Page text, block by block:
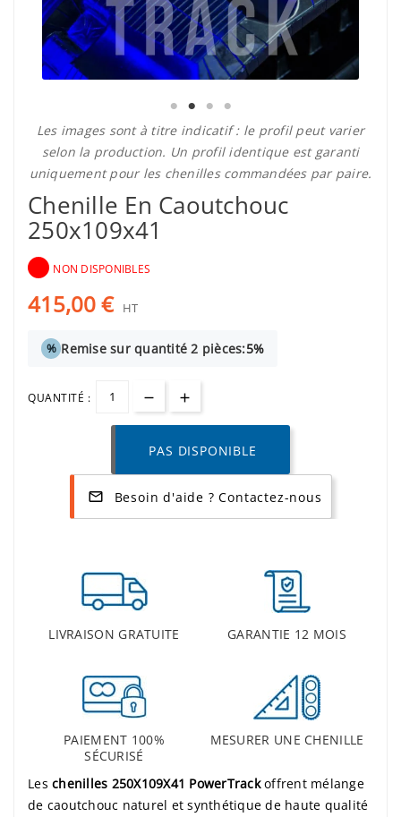
Les images sont à titre indicatif : le profil peut varier
selon la production. Un profil identique est garanti
uniquement pour les chenilles commandées par paire.
Chenille En Caoutchouc
250x109x41
NON DISPONIBLES
415,00 € HT
% Remise sur quantité 2 pièces:5%
QUANTITÉ :
PAS DISPONIBLE
mail_outline Besoin d'aide ? Contactez-nous
LIVRAISON GRATUITE GARANTIE 12 MOIS
PAIEMENT 100%
SÉCURISÉ
MESURER UNE CHENILLE
Les chenilles 250X109X41 PowerTrackoffrent mélange
de caoutchouc naturel et synthétique de haute qualité